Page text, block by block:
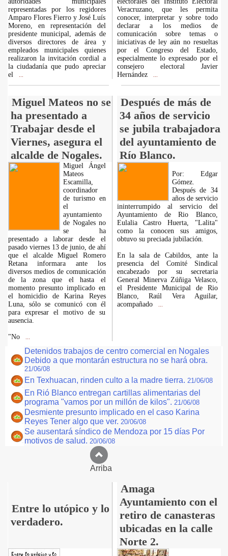
representadas por los regidores
Amparo Flores Fierro y José Luís
Moreno, en representación del
presidente municipal, además de
diversos directores de área y
empleados municipales quienes
realizaron la invitación cordial a
la ciudadanía que pudo apreciar
el
Veracruzano, que les permita
conocer, interpretar y sobre todo
declarar a los medios de
comunicación sobre temas o
iniciativas de ley aún no resueltas
por el Congreso del Estado,
especialmente lo expresado por el
consejero electoral Javier
Hernández
Miguel Mateos no se
ha presentado a
Trabajar desde el
Viernes, asegura el
alcalde de Nogales.
Después de más de
34 años de servicio
se jubila trabajadora
del ayuntamiento de
Río Blanco.
Miguel Ángel
Mateos
Escamilla,
coordinador
de turismo en
el
ayuntamiento
de Nogales no
se ha
presentado a laborar desde el
pasado viernes 13 de junio, de ahí
que el alcalde Miguel Romero
Retana informara ante los
diversos medios de comunicación
de la zona que el hasta el
momento presunto implicado en
el homicidio de Karina Reyes
Luna, sólo se comunicó con él
para expresar el motivo de su
ausencia.
"No
Por: Edgar
Gómez.
Después de 34
años de servicio
ininterrumpido al servicio del
Ayuntamiento de Rio Blanco,
Eulalia Castro Huerta, "Lalita"
como la conocen sus amigos,
obtuvo su preciada jubilación.
En la sala de Cabildos, ante la
presencia del Comité Sindical
encabezado por su secretaria
General Minerva Zúñiga Velasco,
el Presidente Municipal de Rio
Blanco, Raúl Vera Aguilar,
acompañado
Detenidos trabajos de centro comercial en Nogales
Debido a que montarán estructura no se hará obra.
21/06/08
En Texhuacan, rinden culto a la madre tierra. 21/06/08
En Rió Blanco entregan cartillas alimentarias del
programa "vamos por un millón de kilos". 21/06/08
Desmiente presunto implicado en el caso Karina
Reyes Tener algo que ver. 20/06/08
Se ausentará síndico de Mendoza por 15 días Por
motivos de salud. 20/06/08
Arriba
Entre lo utópico y lo
verdadero.
Amaga
Ayuntamiento con el
retiro de canasteras
ubicadas en la calle
Norte 2.